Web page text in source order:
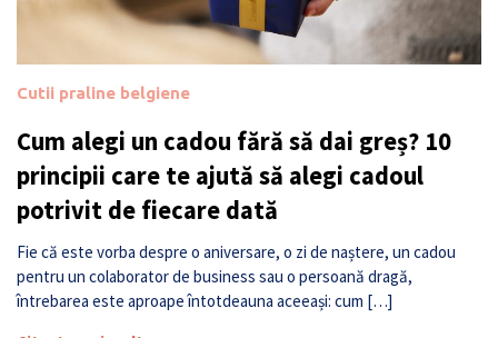
Cutii praline belgiene
Cum alegi un cadou fără să dai greș? 10
principii care te ajută să alegi cadoul
potrivit de fiecare dată
Fie că este vorba despre o aniversare, o zi de naștere, un cadou
pentru un colaborator de business sau o persoană dragă,
întrebarea este aproape întotdeauna aceeași: cum […]